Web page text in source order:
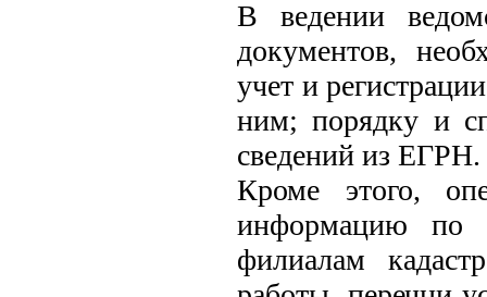
В ведении
документов,
учет и
ним; порядку и
сведений из ЕГРН.
Кроме этого,
информацию по
филиалам